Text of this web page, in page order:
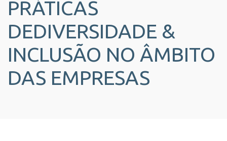
PRÁTICAS
DEDIVERSIDADE &
INCLUSÃO NO ÂMBITO
DAS EMPRESAS